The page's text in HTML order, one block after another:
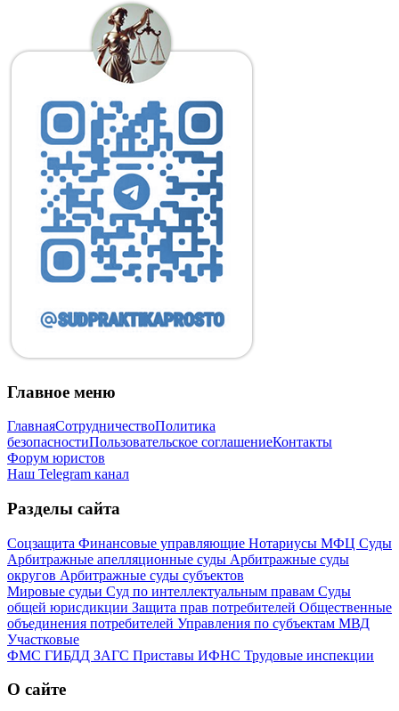
Главное меню
ГлавнаяСотрудничествоПолитика
безопасностиПользовательское соглашениеКонтакты
Форум юристов
Наш Telegram канал
Разделы сайта
Соцзащита Финансовые управляющие Нотариусы МФЦ Суды
Арбитражные апелляционные суды Арбитражные суды
округов Арбитражные суды субъектов
Мировые судьи Суд по интеллектуальным правам Суды
общей юрисдикции Защита прав потребителей Общественные
объединения потребителей Управления по субъектам МВД
Участковые
ФМС ГИБДД ЗАГС Приставы ИФНС Трудовые инспекции
О сайте